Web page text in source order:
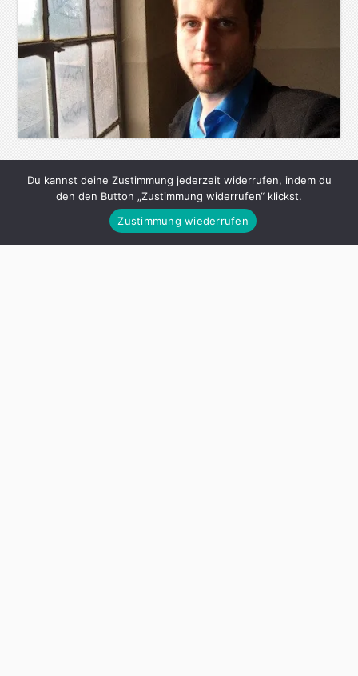
Menschen ihre Lese-, Seh- und Hörgewohnheiten vor.
Ihre Lieblingsautoren, die wichtigsten Webseiten, tollsten
Magazine, Zeitungen und Radiosendungen – aber auch
Du kannst deine Zustimmung jederzeit widerrufen, indem du
den den Button „Zustimmung widerrufen“ klickst.
Zustimmung wiederrufen